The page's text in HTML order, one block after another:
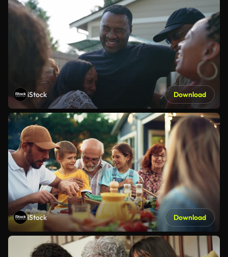
iStock Download
iStock Download